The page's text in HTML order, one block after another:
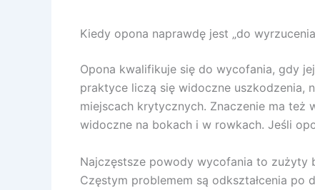
Kiedy opona naprawdę jest „do
Opona kwalifikuje się do wycofania, gdy
praktyce liczą się widoczne uszkodzenia,
miejscach krytycznych. Znaczenie ma też
widoczne na bokach i w rowkach. Jeśli
Najczęstsze powody wycofania to zużyty
Częstym problemem są odkształcenia po